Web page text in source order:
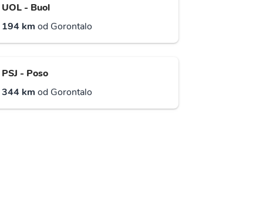
UOL - Buol
194 km od Gorontalo
PSJ - Poso
344 km od Gorontalo